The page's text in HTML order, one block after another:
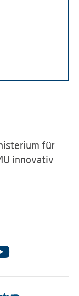
für
innovativ